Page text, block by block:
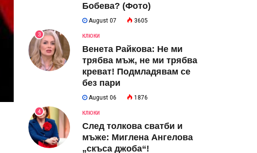
Бобева? (Фото)
August 07 3605
3 КЛЮКИ
Венета Райкова: Не ми
трябва мъж, не ми трябва
креват! Подмладявам се
без пари
August 06 1876
4 КЛЮКИ
След толкова сватби и
мъже: Миглена Ангелова
„скъса джоба“!